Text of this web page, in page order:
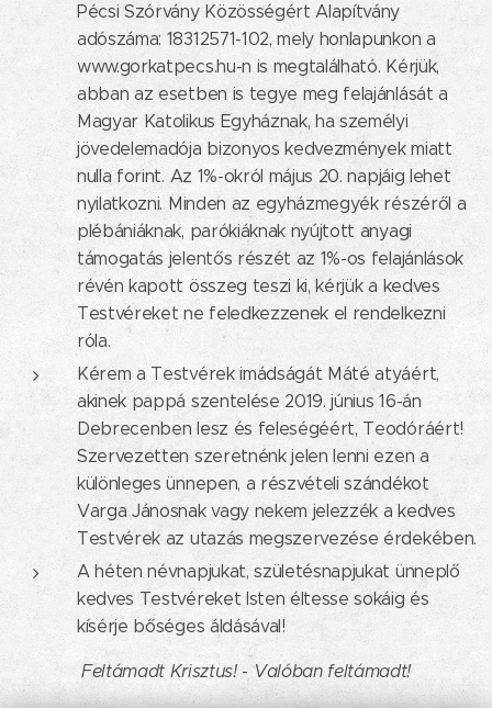
Pécsi Szórvány Közösségért Alapítvány
adószáma: 18312571-102, mely honlapunkon a
www.gorkatpecs.hu-n is megtalálható. Kérjük,
abban az esetben is tegye meg felajánlását a
Magyar Katolikus Egyháznak, ha személyi
jövedelemadója bizonyos kedvezmények miatt
nulla forint. Az 1%-okról május 20. napjáig lehet
nyilatkozni. Minden az egyházmegyék részéről a
plébániáknak, parókiáknak nyújtott anyagi
támogatás jelentős részét az 1%-os felajánlások
révén kapott összeg teszi ki, kérjük a kedves
Testvéreket ne feledkezzenek el rendelkezni
róla.
Kérem a Testvérek imádságát Máté atyáért,
akinek pappá szentelése 2019. június 16-án
Debrecenben lesz és feleségéért, Teodóráért!
Szervezetten szeretnénk jelen lenni ezen a
különleges ünnepen, a részvételi szándékot
Varga Jánosnak vagy nekem jelezzék a kedves
Testvérek az utazás megszervezése érdekében.
A héten névnapjukat, születésnapjukat ünneplő
kedves Testvéreket Isten éltesse sokáig és
kísérje bőséges áldásával!
Feltámadt Krisztus! - Valóban feltámadt!